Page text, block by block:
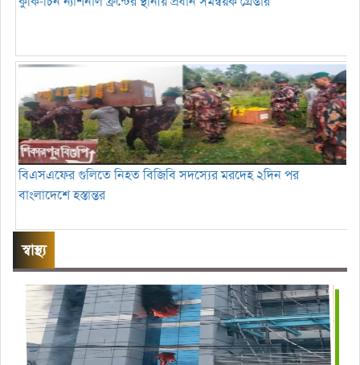
বিএসএফের গুলিতে নিহত বিজিবি সদস্যের মরদেহ ২দিন পর
বাংলাদেশে হস্তান্তর
স্বাস্থ্য